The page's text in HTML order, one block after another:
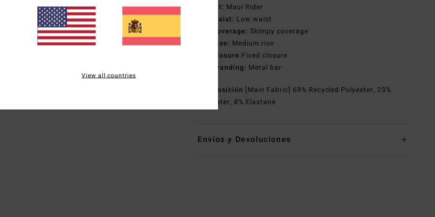
Fit: Maui Rider
Waist: Low waist
Coverage: Skimpy coverage
Rise: Medium rise
Closure:Fixed closure
Branding: Metal bar
Composición [Main Fabric] 69% Recycled Polyester, 23%
Polyester, 8% Elastane
Envíos y Devoluciones
View all countries